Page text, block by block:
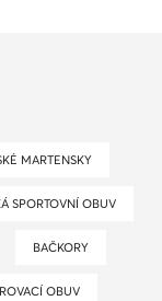
MARTENSKY
SPORTOVNÍ OBUV
BAČKORY
OBUV